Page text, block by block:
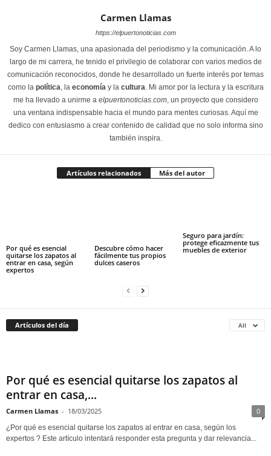
Carmen Llamas
https://elpuertonoticias.com
Soy Carmen Llamas, una apasionada del periodismo y la comunicación. A lo
largo de mi carrera, he tenido el privilegio de colaborar con varios medios de
comunicación reconocidos, donde he desarrollado un fuerte interés por temas
como la política, la economíay la cultura. Mi amor por la lectura y la escritura
me ha llevado a unirme a elpuertonoticias.com, un proyecto que considero
una ventana indispensable hacia el mundo para mentes curiosas. Aquí me
dedico con entusiasmo a crear contenido de calidad que no solo informa sino
también inspira.
Artículos relacionados Más del autor
Por qué es esencial
quitarse los zapatos al
entrar en casa, según
expertos
Descubre cómo hacer
fácilmente tus propios
dulces caseros
Seguro para jardín:
protege eficazmente tus
muebles de exterior
Artículos del día All
Por qué es esencial quitarse los zapatos al
entrar en casa,...
Carmen Llamas - 18/03/2025 0
¿Por qué es esencial quitarse los zapatos al entrar en casa, según los
expertos ? Este artículo intentará responder esta pregunta y dar relevancia...